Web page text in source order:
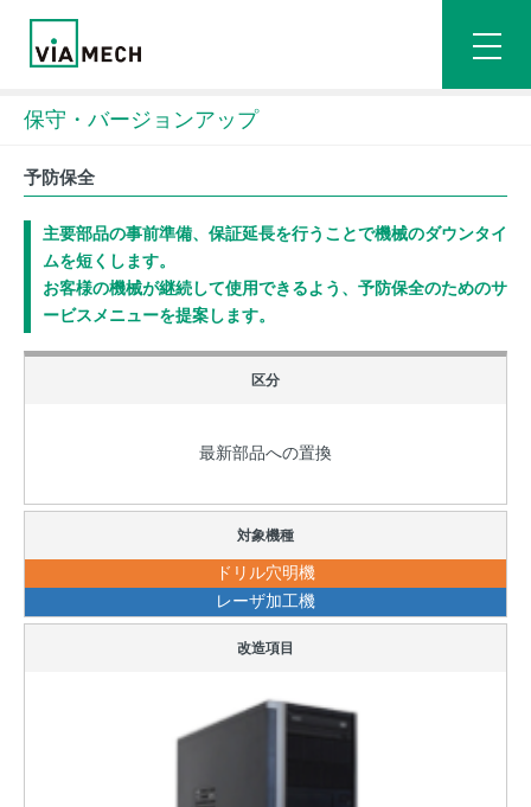
保守・バージョンアップ
予防保全
主要部品の事前準備、保証延長を行うことで機械のダウンタイ
ムを短くします。
お客様の機械が継続して使用できるよう、予防保全のためのサ
ービスメニューを提案します。
最新部品への置換
ドリル穴明機
レーザ加工機